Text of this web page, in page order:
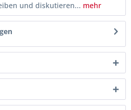
und diskutieren... mehr